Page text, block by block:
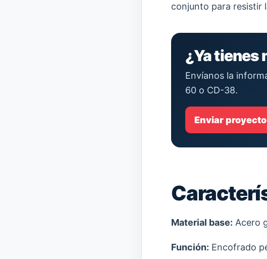
conjunto para resistir
¿Ya tienes
Envíanos la
60 o CD-38.
Enviar
Material base: Acero
Función: Encofrado